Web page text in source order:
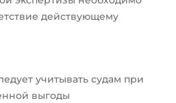
действующему
учитывать судам при
выгоды